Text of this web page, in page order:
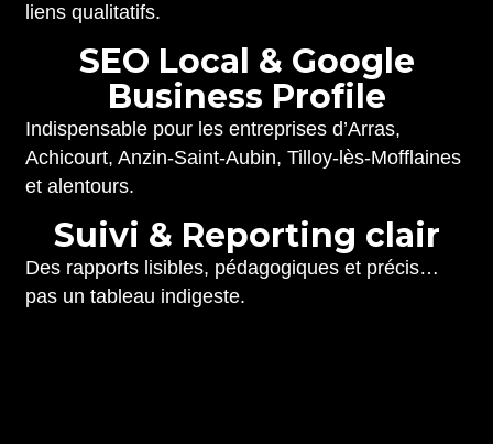
liens qualitatifs.
SEO Local & Google
Business Profile
Indispensable pour les entreprises d’Arras,
Achicourt, Anzin-Saint-Aubin, Tilloy-lès-Mofflaines
et alentours.
Suivi & Reporting clair
Des rapports lisibles, pédagogiques et précis…
pas un tableau indigeste.